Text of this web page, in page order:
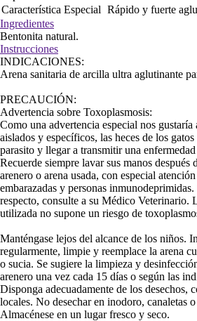
Característica Especial Rápido y fuerte
Ingredientes
Bentonita natural.
Instrucciones
INDICACIONES:
Arena sanitaria de arcilla ultra aglutinante
PRECAUCIÓN:
Advertencia sobre Toxoplasmosis:
Como una advertencia especial nos gustaría
aislados y específicos, las heces de los
parasito y llegar a transmitir una
Recuerde siempre lavar sus manos
arenero o arena usada, con especial
embarazadas y personas
respecto, consulte a su Médico Veterinario.
utilizada no supone un riesgo de
Manténgase lejos del alcance de los niños.
regularmente, limpie y reemplace la arena
o sucia. Se sugiere la limpieza y
arenero una vez cada 15 días o según las
Disponga adecuadamente de los desechos,
locales. No desechar en inodoro, canaletas
Almacénese en un lugar fresco y seco.